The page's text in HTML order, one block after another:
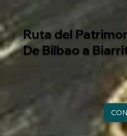
Ruta del
De Bilbao a